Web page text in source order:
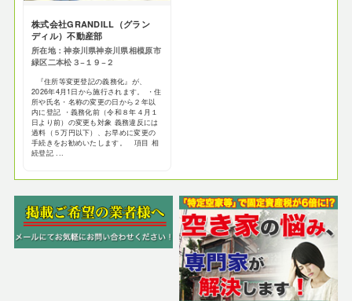
株式会社GRANDILL（グラン
ディル）不動産部
所在地：神奈川県神奈川県相模原市
緑区二本松３−１９−２
『住所等変更登記の義務化』が、
2026年4月1日から施行されます。 ・住
所や氏名・名称の変更の日から２年以
内に登記 ・義務化前（令和８年４月１
日より前）の変更も対象 義務違反には
過料（５万円以下）、お早めに変更の
手続きをお勧めいたします。 項目 相
続登記 ...